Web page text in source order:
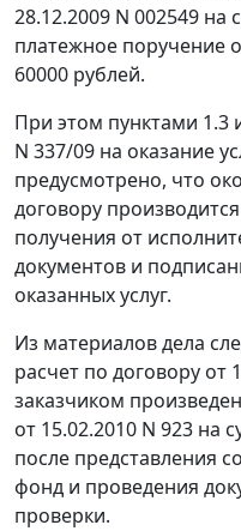
28.12.2009 N 002549 на
платежное поручение
60000 рублей.
При этом пунктами 1.3
N 337/09 на оказание
предусмотрено, что
договору
получения от
документов и
оказанных услуг.
Из материалов дела
расчет по договору от
заказчиком
от 15.02.2010 N 923 на
после представления
фонд и проведения
проверки.